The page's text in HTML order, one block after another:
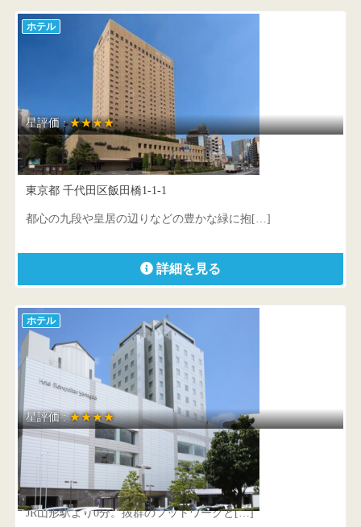
ホテル
星評価 :★★★★
ホテルグランドパレス
東京都 千代田区飯田橋1-1-1
都心の九段や皇居の辺りなどの豊かな緑に抱[…]
詳細を見る
ホテル
星評価 :★★★★
ホテルメトロポリタン山形
山形県 山形市香澄町一丁目1番1号
JR山形駅より0分。抜群のフットワークと[…]